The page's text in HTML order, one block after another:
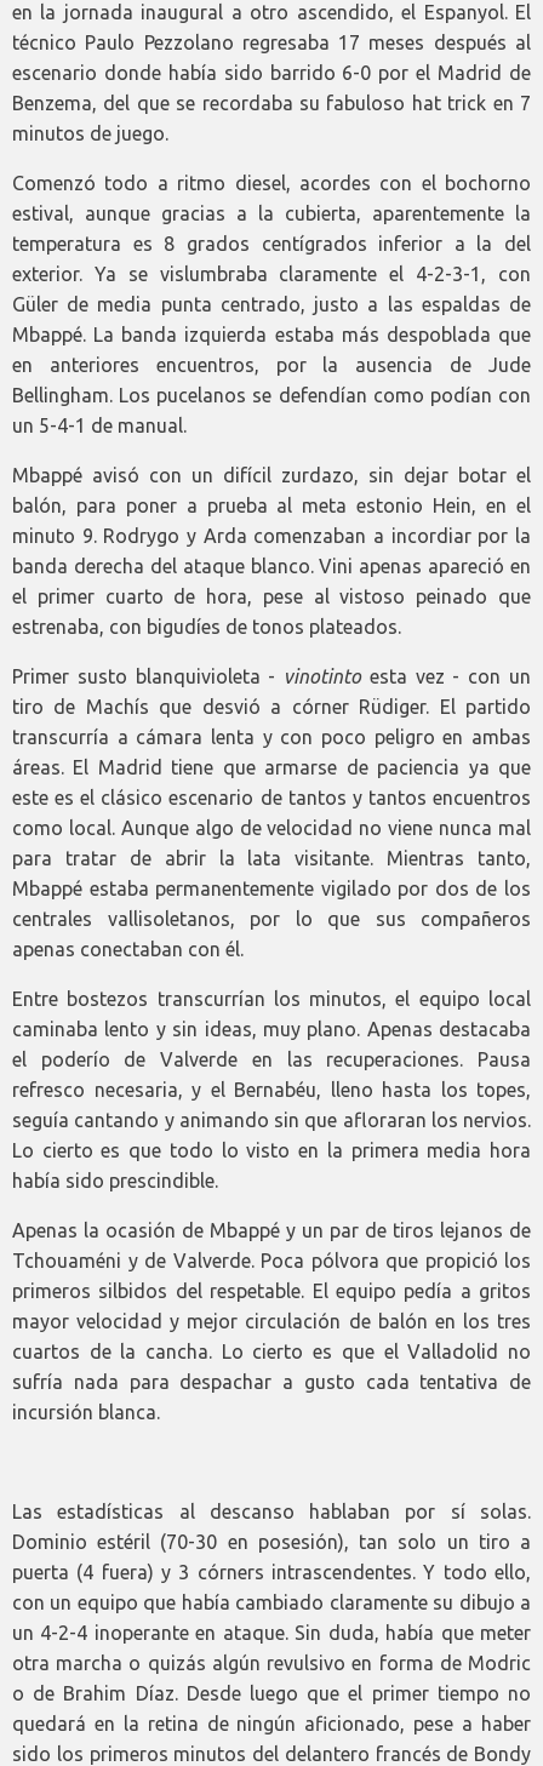
en la jornada inaugural a otro ascendido, el Espanyol. El
técnico Paulo Pezzolano regresaba 17 meses después al
escenario donde había sido barrido 6-0 por el Madrid de
Benzema, del que se recordaba su fabuloso hat trick en 7
minutos de juego.
Comenzó todo a ritmo diesel, acordes con el bochorno
estival, aunque gracias a la cubierta, aparentemente la
temperatura es 8 grados centígrados inferior a la del
exterior. Ya se vislumbraba claramente el 4-2-3-1, con
Güler de media punta centrado, justo a las espaldas de
Mbappé. La banda izquierda estaba más despoblada que
en anteriores encuentros, por la ausencia de Jude
Bellingham. Los pucelanos se defendían como podían con
un 5-4-1 de manual.
Mbappé avisó con un difícil zurdazo, sin dejar botar el
balón, para poner a prueba al meta estonio Hein, en el
minuto 9. Rodrygo y Arda comenzaban a incordiar por la
banda derecha del ataque blanco. Vini apenas apareció en
el primer cuarto de hora, pese al vistoso peinado que
estrenaba, con bigudíes de tonos plateados.
Primer susto blanquivioleta - vinotintoesta vez - con un
tiro de Machís que desvió a córner Rüdiger. El partido
transcurría a cámara lenta y con poco peligro en ambas
áreas. El Madrid tiene que armarse de paciencia ya que
este es el clásico escenario de tantos y tantos encuentros
como local. Aunque algo de velocidad no viene nunca mal
para tratar de abrir la lata visitante. Mientras tanto,
Mbappé estaba permanentemente vigilado por dos de los
centrales vallisoletanos, por lo que sus compañeros
apenas conectaban con él.
Entre bostezos transcurrían los minutos, el equipo local
caminaba lento y sin ideas, muy plano. Apenas destacaba
el poderío de Valverde en las recuperaciones. Pausa
refresco necesaria, y el Bernabéu, lleno hasta los topes,
seguía cantando y animando sin que afloraran los nervios.
Lo cierto es que todo lo visto en la primera media hora
había sido prescindible.
Apenas la ocasión de Mbappé y un par de tiros lejanos de
Tchouaméni y de Valverde. Poca pólvora que propició los
primeros silbidos del respetable. El equipo pedía a gritos
mayor velocidad y mejor circulación de balón en los tres
cuartos de la cancha. Lo cierto es que el Valladolid no
sufría nada para despachar a gusto cada tentativa de
incursión blanca.
Las estadísticas al descanso hablaban por sí solas.
Dominio estéril (70-30 en posesión), tan solo un tiro a
puerta (4 fuera) y 3 córners intrascendentes. Y todo ello,
con un equipo que había cambiado claramente su dibujo a
un 4-2-4 inoperante en ataque. Sin duda, había que meter
otra marcha o quizás algún revulsivo en forma de Modric
o de Brahim Díaz. Desde luego que el primer tiempo no
quedará en la retina de ningún aficionado, pese a haber
sido los primeros minutos del delantero francés de Bondy